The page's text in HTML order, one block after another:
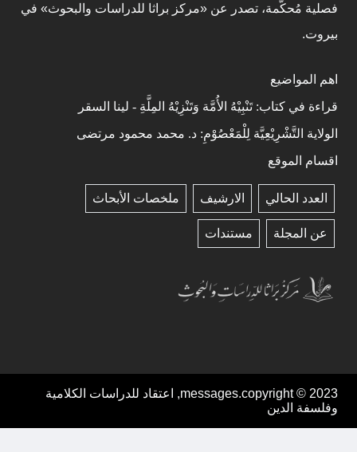
فصلية مُحكّمة، تصدر عن «مركز براثا للدراسات والبحوث» في
بيروت.
اهم المواضيع
قراءة في كتاب: تَنْبِيْهُ الأُمَّة وَتَنْزِيْهُ المِلَّةِ - لينا السقر
الولاية التَّشْرِيْعِيَّة لِلْمَعْصُوْمِ: د. محمد محمود مرتضى
اقسام الموقع
العدد الحالي الارشيف ملخصات الأبحاث
عن المجلة مستندات
messages.copyright © 2023, اعتقاد للدراسات الكلامية
وفلسفة الدين